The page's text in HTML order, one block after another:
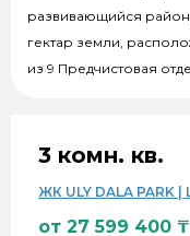
развивающийся
гектар земли,
из 9 Предчистовая
3 комн. кв.
ЖК ULY DALA PARK |
от 27 599 400 ₸